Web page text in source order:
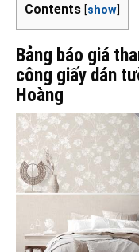
Contents [show]
Bảng báo giá
công giấy dán
Hoàng